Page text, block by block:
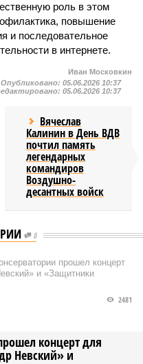
роль в этом
повышение
и последовательное
в интернете.
Иван Московкин
Опубликовано: 05.06.2026 10:37
05.06.2026 10:37
Вячеслав
Калинин в День ВДВ
почтил память
легендарных
командиров
Воздушно-
десантных войск
0
прошел концерт
и «Защитники
концерт для
Невский» и
2481